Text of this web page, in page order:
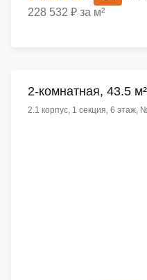
228 532 ₽ за м²
2-комнатная, 43.5 м²
2.1 корпус, 1 секция, 6 этаж,